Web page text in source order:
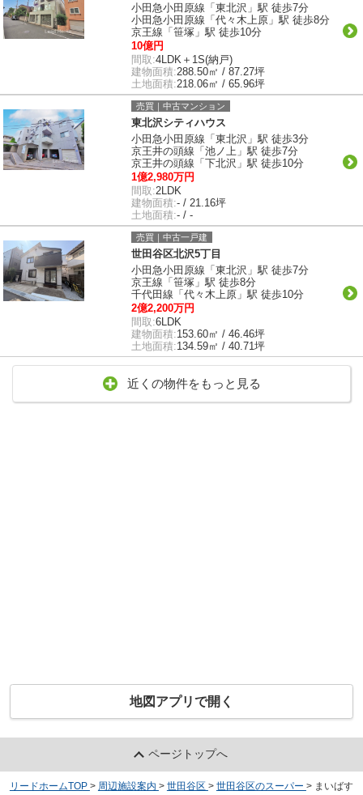
小田急小田原線「東北沢」駅 徒歩7分
小田急小田原線「代々木上原」駅 徒歩8分
京王線「笹塚」駅 徒歩10分
10億円
間取:4LDK＋1S(納戸)
建物面積:288.50㎡ / 87.27坪
土地面積:218.06㎡ / 65.96坪
売買｜中古マンション
東北沢シティハウス
小田急小田原線「東北沢」駅 徒歩3分
京王井の頭線「池ノ上」駅 徒歩7分
京王井の頭線「下北沢」駅 徒歩10分
1億2,980万円
間取:2LDK
建物面積:- / 21.16坪
土地面積:- / -
売買｜中古一戸建
世田谷区北沢5丁目
小田急小田原線「東北沢」駅 徒歩7分
京王線「笹塚」駅 徒歩8分
千代田線「代々木上原」駅 徒歩10分
2億2,200万円
間取:6LDK
建物面積:153.60㎡ / 46.46坪
土地面積:134.59㎡ / 40.71坪
近くの物件をもっと見る
地図アプリで開く
ページトップへ
リードホームTOP > 周辺施設案内 > 世田谷区 > 世田谷区のスーパー > まいばす